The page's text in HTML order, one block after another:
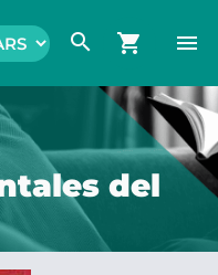
search shopping_cart menu
del